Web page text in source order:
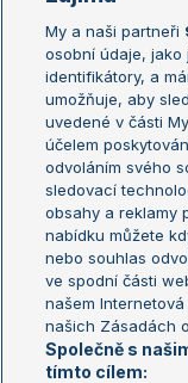
Žebříček ATP (muži)
Žebříček WTA (ženy)
Sázkařský žebříček
Aktualní trendy
Fotbalové přestupy
Livesport Daily
LS Prague Open
My a naši partneři
osobní údaje,
identifikátory, a
umožňuje, aby
uvedené v části
účelem
odvoláním svého
sledovací
obsahy a reklamy
nabídku můžete
nebo souhlas
ve spodní části
našem
našich Zásadách
Společně s
tímto cílem: